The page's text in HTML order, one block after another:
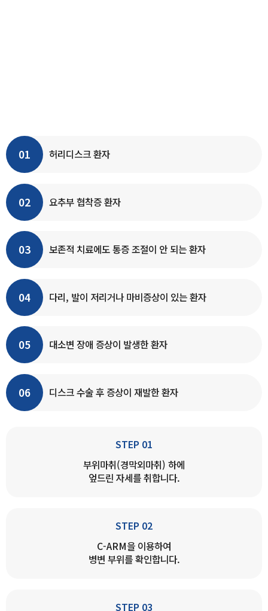
01 허리디스크 환자
02 요추부 협착증 환자
03 보존적 치료에도 통증 조절이 안 되는 환자
04 다리, 발이 저리거나 마비증상이 있는 환자
05 대소변 장애 증상이 발생한 환자
06 디스크 수술 후 증상이 재발한 환자
STEP 01
부위마취(경막외마취) 하에
엎드린 자세를 취합니다.
STEP 02
C-ARM을 이용하여
병변 부위를 확인합니다.
STEP 03